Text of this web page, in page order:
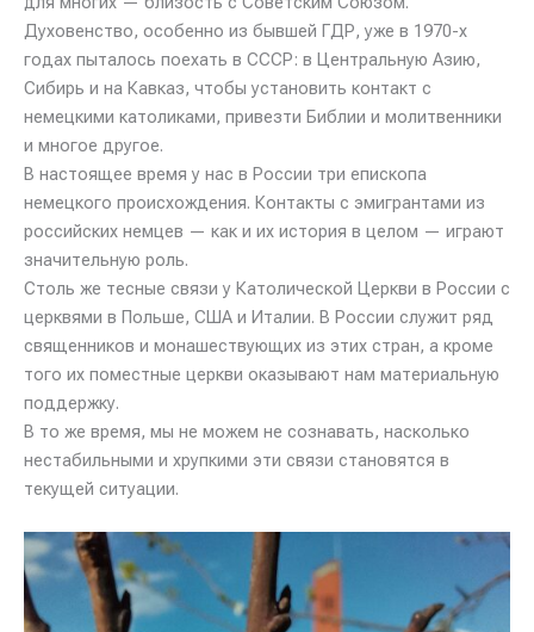
Духовенство, особенно из бывшей ГДР, уже в 1970-х
годах пыталось поехать в СССР: в Центральную Азию,
Сибирь и на Кавказ, чтобы установить контакт с
немецкими католиками, привезти Библии и молитвенники
и многое другое.
В настоящее время у нас в России три епископа
немецкого происхождения. Контакты с эмигрантами из
российских немцев — как и их история в целом — играют
значительную роль.
Столь же тесные связи у Католической Церкви в России с
церквями в Польше, США и Италии. В России служит ряд
священников и монашествующих из этих стран, а кроме
того их поместные церкви оказывают нам материальную
поддержку.
В то же время, мы не можем не сознавать, насколько
нестабильными и хрупкими эти связи становятся в
текущей ситуации.